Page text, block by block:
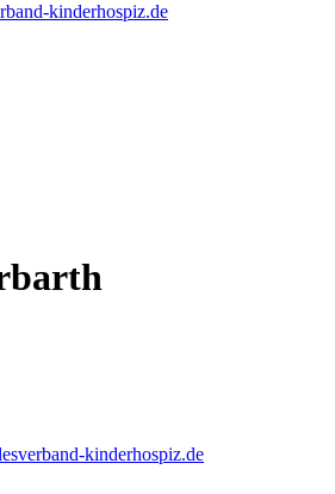
kinderhospiz.de
kinderhospiz.de